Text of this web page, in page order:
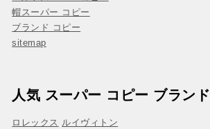
帽スーパー コピー
ブランド コピー
sitemap
人気 スーパー コピー ブランド
ロレックス ルイヴィトン